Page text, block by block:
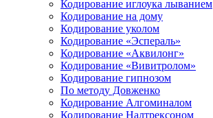
Кодирование иглоука лыванием
Кодирование на дому
Кодирование уколом
Кодирование «Эспераль»
Кодирование «Аквилонг»
Кодирование «Вивитролом»
Кодирование гипнозом
По методу Довженко
Кодирование Алгоминалом
Кодирование Налтрексоном